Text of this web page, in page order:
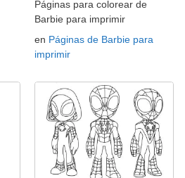
Páginas para colorear de
Barbie para imprimir
en Páginas de Barbie para
imprimir